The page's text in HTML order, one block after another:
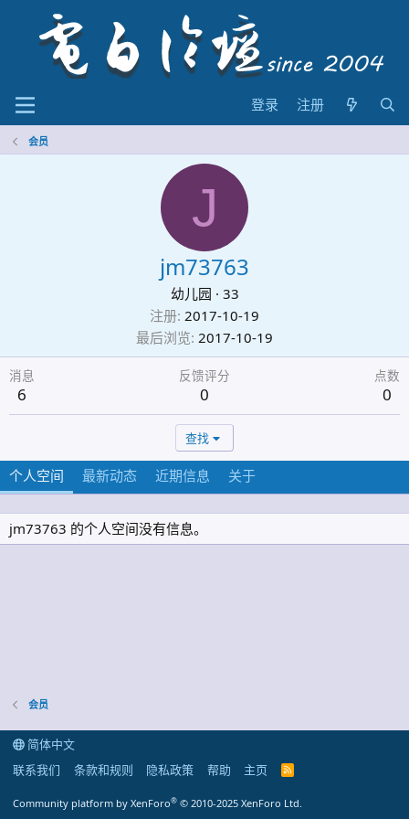
登录 注册
会员
J
jm73763
幼儿园 · 33
注册 2017-10-19
最后浏览 2017-10-19
消息
6
反馈评分
0
点数
0
查找
个人空间 最新动态 近期信息 关于
jm73763 的个人空间没有信息。
会员
简体中文
联系我们
条款和规则 隐私政策 帮助 主页
R
Community platform by XenForo® © 2010-2025 XenForo Ltd.